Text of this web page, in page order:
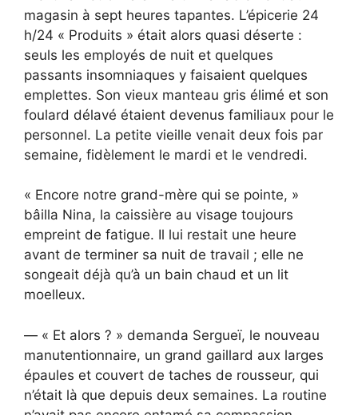
magasin à sept heures tapantes. L’épicerie 24
h/24 « Produits » était alors quasi déserte :
seuls les employés de nuit et quelques
passants insomniaques y faisaient quelques
emplettes. Son vieux manteau gris élimé et son
foulard délavé étaient devenus familiaux pour le
personnel. La petite vieille venait deux fois par
semaine, fidèlement le mardi et le vendredi.
« Encore notre grand-mère qui se pointe, »
bâilla Nina, la caissière au visage toujours
empreint de fatigue. Il lui restait une heure
avant de terminer sa nuit de travail ; elle ne
songeait déjà qu’à un bain chaud et un lit
moelleux.
— « Et alors ? » demanda Sergueï, le nouveau
manutentionnaire, un grand gaillard aux larges
épaules et couvert de taches de rousseur, qui
n’était là que depuis deux semaines. La routine